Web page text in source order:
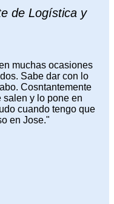
de Logística y
muchas ocasiones
Sabe dar con lo
Cosntantemente
y lo pone en
cuando tengo que
en Jose."